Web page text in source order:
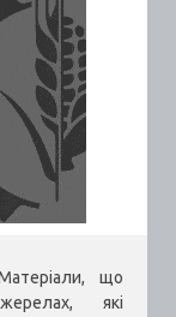
що
які